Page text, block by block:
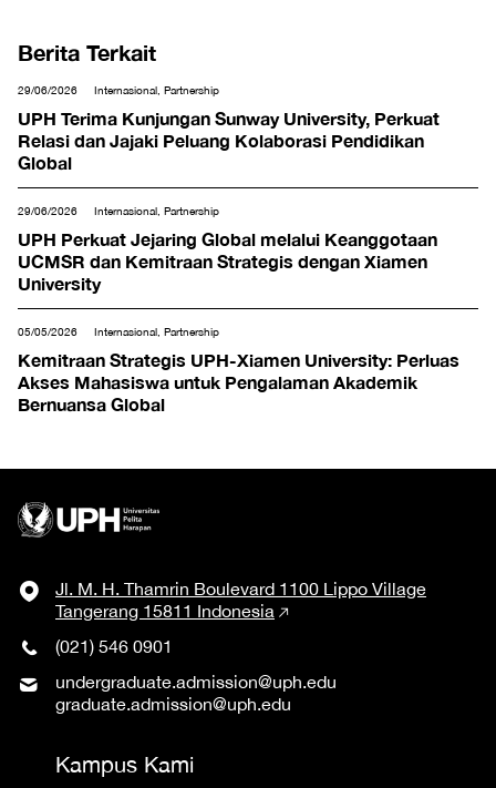
Berita Terkait
29/06/2026 Internasional, Partnership
UPH Terima Kunjungan Sunway University, Perkuat
Relasi dan Jajaki Peluang Kolaborasi Pendidikan
Global
29/06/2026 Internasional, Partnership
UPH Perkuat Jejaring Global melalui Keanggotaan
UCMSR dan Kemitraan Strategis dengan Xiamen
University
05/05/2026 Internasional, Partnership
Kemitraan Strategis UPH-Xiamen University: Perluas
Akses Mahasiswa untuk Pengalaman Akademik
Bernuansa Global
Jl. M. H. Thamrin Boulevard 1100 Lippo Village
Tangerang 15811 Indonesia
(021) 546 0901
undergraduate.admission@uph.edu
graduate.admission@uph.edu
Kampus Kami